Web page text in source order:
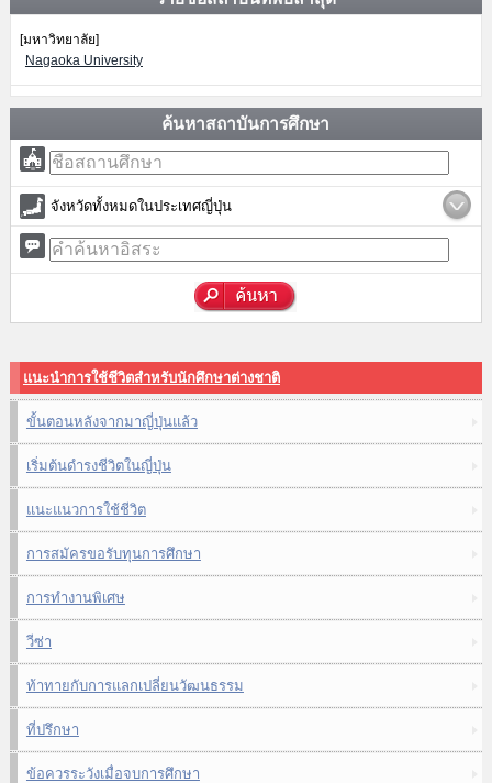
[มหาวิทยาลัย]
Nagaoka University
ค้นหาสถาบันการศึกษา
จังหวัดทั้งหมดในประเทศญี่ปุ่น
แนะนำการใช้ชีวิตสำหรับนักศึกษาต่างชาติ
ขั้นตอนหลังจากมาญี่ปุ่นแล้ว
เริ่มต้นดำรงชีวิตในญี่ปุ่น
แนะแนวการใช้ชีวิต
การสมัครขอรับทุนการศึกษา
การทำงานพิเศษ
วีซ่า
ท้าทายกับการแลกเปลี่ยนวัฒนธรรม
ที่ปรึกษา
ข้อควรระวังเมื่อจบการศึกษา